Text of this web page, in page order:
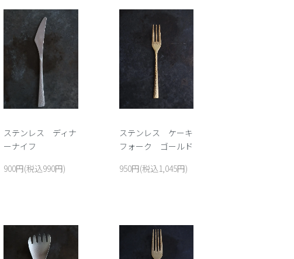
ステンレス ディナ
ーナイフ
900円(税込990円)
ステンレス ケーキ
フォーク ゴールド
950円(税込1,045円)